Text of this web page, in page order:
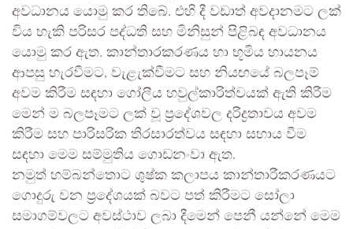
අවධානය යොමු කර තිබේ. එහි දී වඩාත් අවදානමට ලක්
විය හැකි පරිසර පද්ධති සහ මිනිසුන් පිළිබඳ අවධානය
යොමු කර ඇත. කාන්තාරකරණය හා භූමිය හායනය
ආපසු හැරවීමට, වැළැක්වීමට සහ නියඟයේ බලපෑම්
අවම කිරීම සඳහා ගෝලීය හවුල්කාරිත්වයක් ඇති කිරීම
මෙන් ම බලපෑමට ලක් වූ ප්‍රදේශවල දරිද්‍රතාවය අවම
කිරීම සහ පාරිසරික තිරසාරත්වය සඳහා සහාය වීම
සඳහා මෙම සම්මුතිය ගොඩනංවා ඇත.
නමුත් හම්බන්තොට ශුෂ්ක කලාපය කාන්තාරීකරණයට
ගොදුරු වන ප්‍රදේශයක් බවට පත් කිරීමට සෝලා
සමාගම්වලට අවස්ථාව ලබා දීමෙන් පෙනී යන්නේ මෙම